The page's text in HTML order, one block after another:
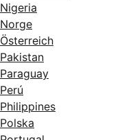
Nigeria
Norge
Österreich
Pakistan
Paraguay
Perú
Philippines
Polska